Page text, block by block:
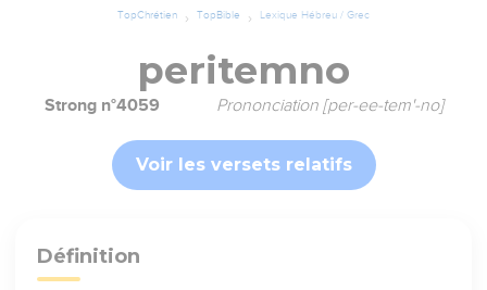
TopChrétien TopBible Lexique Hébreu / Grec
peritemno
Strong n°4059 Prononciation [per-ee-tem'-no]
Voir les versets relatifs
Définition